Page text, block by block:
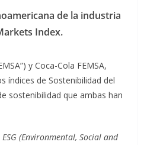
de la industria
Index.
y Coca-Cola FEMSA,
índices de Sostenibilidad del
sostenibilidad que ambas han
ESG (Environmental, Social and